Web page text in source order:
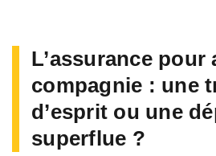
L’assurance pour
compagnie : une
d’esprit ou une
superflue ?